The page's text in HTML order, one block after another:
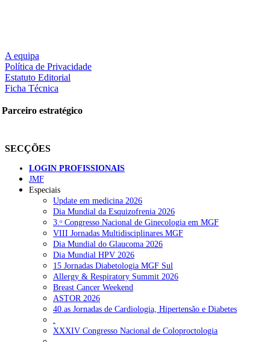
A equipa
Política de Privacidade
Estatuto Editorial
Ficha Técnica
Parceiro estratégico
SECÇÕES
LOGIN PROFISSIONAIS
JMF
Especiais
Update em medicina 2026
Dia Mundial da Esquizofrenia 2026
3.ᵒ Congresso Nacional de Ginecologia em MGF
VIII Jornadas Multidisciplinares MGF
Dia Mundial do Glaucoma 2026
Dia Mundial HPV 2026
15 Jornadas Diabetologia MGF Sul
Allergy & Respiratory Summit 2026
Breast Cancer Weekend
ASTOR 2026
40.as Jornadas de Cardiologia, Hipertensão e Diabetes
XXXIV Congresso Nacional de Coloproctologia